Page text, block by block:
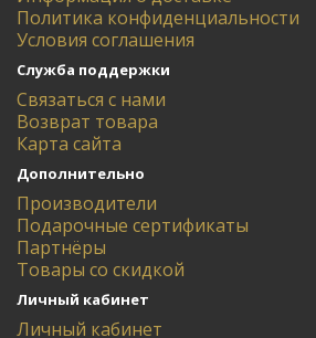
Политика конфиденциальности
Условия соглашения
Служба поддержки
Связаться с нами
Возврат товара
Карта сайта
Дополнительно
Производители
Подарочные сертификаты
Партнёры
Товары со скидкой
Личный кабинет
Личный кабинет